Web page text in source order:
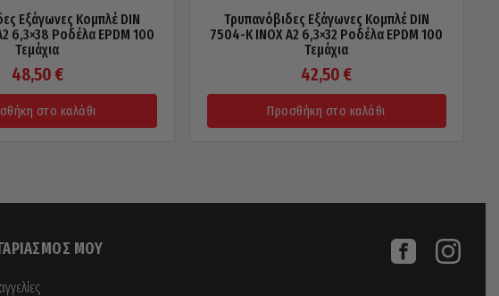
Εξάγωνες Κομπλέ DIN
6,3×38 Ροδέλα EPDM 100
Τεμάχια
48,50 €
στο καλάθι
Τρυπανόβιδες Εξάγωνες Κομπλέ DIN
7504-Κ INOX A2 6,3×32 Ροδέλα EPDM 100
Τεμάχια
42,50 €
Προσθήκη στο καλάθι
ΜΟΥ